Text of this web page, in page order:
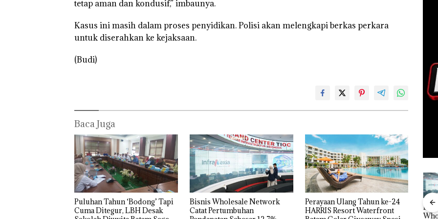
tetap aman dan kondusif,” imbaunya.
Kasus ini masih dalam proses penyidikan. Polisi akan melengkapi berkas perkara
untuk diserahkan ke kejaksaan.
(Budi)
Baca Juga
Puluhan Tahun ‘Bodong’ Tapi
Cuma Ditegur, LBH Desak
Bisnis Wholesale Network
Catat Pertumbuhan
Perayaan Ulang Tahun ke-24
HARRIS Resort Waterfront
Bisnis
Wholesale
Perayaan
Ulang Tahun
Carolein
Dituntut 3
Aktifitas Judi
Online di
Proyek
Dredging PT
Puluhan
Tahun